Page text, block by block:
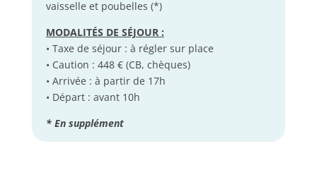
vaisselle et poubelles (*)
MODALITÉS DE SÉJOUR :
• Taxe de séjour : à régler sur place
• Caution : 448 € (CB, chèques)
• Arrivée : à partir de 17h
• Départ : avant 10h
* En supplément